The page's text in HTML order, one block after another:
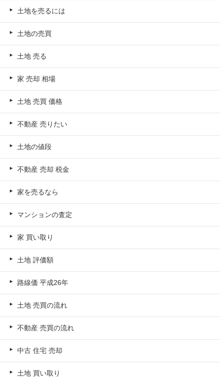
土地を売るには
土地の売買
土地 売る
家 売却 相場
土地 売買 価格
不動産 売りたい
土地の値段
不動産 売却 税金
家を売るなら
マンションの査定
家 買い取り
土地 評価額
路線価 平成26年
土地 売買の流れ
不動産 売買の流れ
中古 住宅 売却
土地 買い取り